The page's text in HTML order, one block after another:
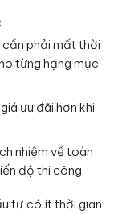
phải mất thời
từng hạng mục
ưu đãi hơn khi
nhiệm về toàn
độ thi công.
tư có ít thời gian